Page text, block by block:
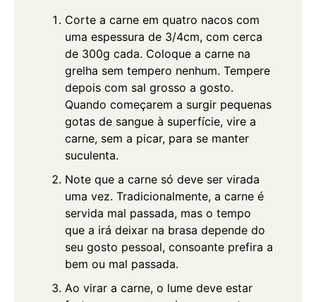
Corte a carne em quatro nacos com
uma espessura de 3/4cm, com cerca
de 300g cada. Coloque a carne na
grelha sem tempero nenhum. Tempere
depois com sal grosso a gosto.
Quando começarem a surgir pequenas
gotas de sangue à superfície, vire a
carne, sem a picar, para se manter
suculenta.
Note que a carne só deve ser virada
uma vez. Tradicionalmente, a carne é
servida mal passada, mas o tempo
que a irá deixar na brasa depende do
seu gosto pessoal, consoante prefira a
bem ou mal passada.
Ao virar a carne, o lume deve estar